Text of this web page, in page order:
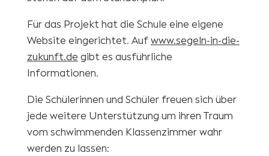
Für das Projekt hat die Schule eine eigene
Website eingerichtet. Aufwww.segeln-in-die-
zukunft.de gibt es ausführliche
Informationen.
Die Schülerinnen und Schüler freuen sich über
jede weitere Unterstützung um ihren Traum
vom schwimmenden Klassenzimmer wahr
werden zu lassen: